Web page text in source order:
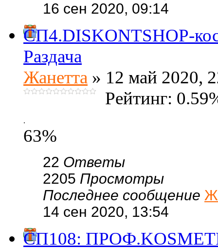
16 сен 2020, 09:14
СП4.DISKONTSHOP-
Раздача
Жанетта » 12 май 2020,
Рейтинг:
.
63%
22 Ответы
2205 Просмотры
Последнее сообщение
14 сен 2020, 13:54
СП108: